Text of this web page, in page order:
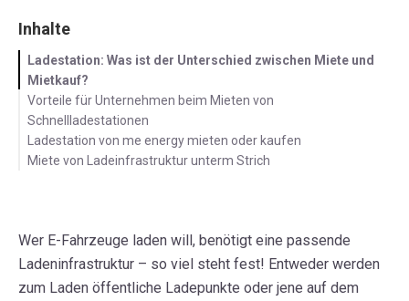
Inhalte
Ladestation: Was ist der Unterschied zwischen Miete und
Mietkauf?
Vorteile für Unternehmen beim Mieten von
Schnellladestationen
Ladestation von me energy mieten oder kaufen
Miete von Ladeinfrastruktur unterm Strich
Wer E-Fahrzeuge laden will, benötigt eine passende
Ladeninfrastruktur – so viel steht fest! Entweder werden
zum Laden öffentliche Ladepunkte oder jene auf dem